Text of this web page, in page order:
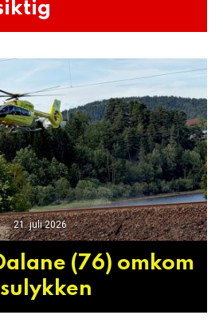
21. juli 2026
(76) omkom